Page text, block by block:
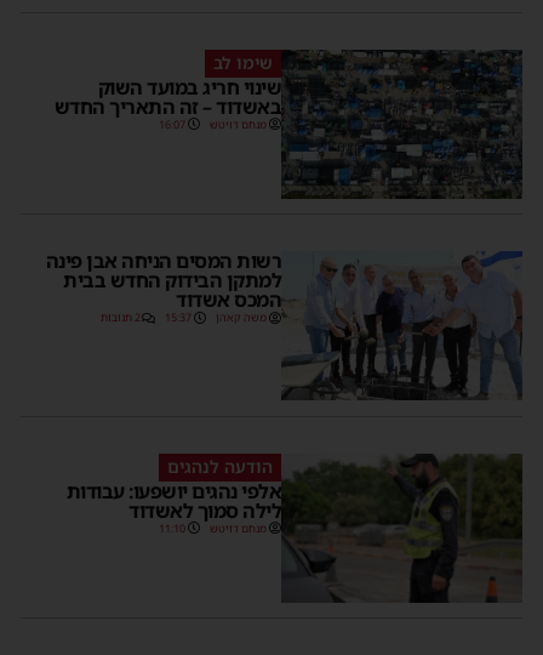
שימו לב
שינוי חריג במועד השוק
באשדוד – זה התאריך החדש
מנחם דויטש 16:07
רשות המסים הניחה אבן פינה
למתקן הבידוק החדש בבית
המכס אשדוד
משה קאהן 15:37 2 תגובות
הודעה לנהגים
אלפי נהגים יושפעו: עבודות
לילה סמוך לאשדוד
מנחם דויטש 11:10